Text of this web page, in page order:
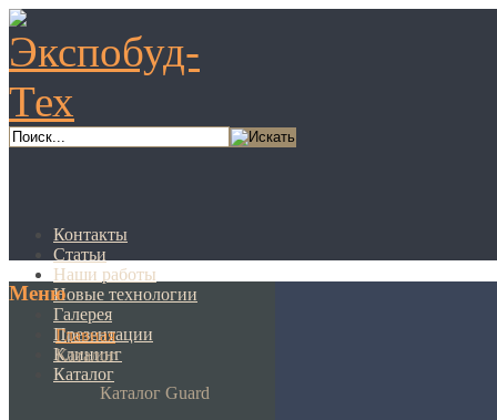
Контакты
Статьи
Наши работы
Новые технологии
Галерея
Презентации
Клининг
Каталог
Меню
Главная
Каталог
Каталог Guard